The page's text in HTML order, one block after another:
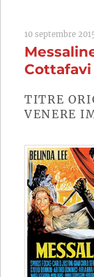
10 septembre
Cottafavi
TITRE
VENERE